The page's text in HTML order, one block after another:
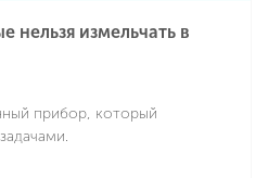
нельзя измельчать в
прибор, который